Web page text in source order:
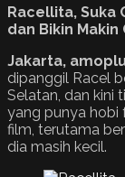
Racellita, Suka
dan Bikin Makin
Jakarta,
dipanggil Racel
Selatan, dan kini
yang punya hobi
film, terutama
dia masih kecil.